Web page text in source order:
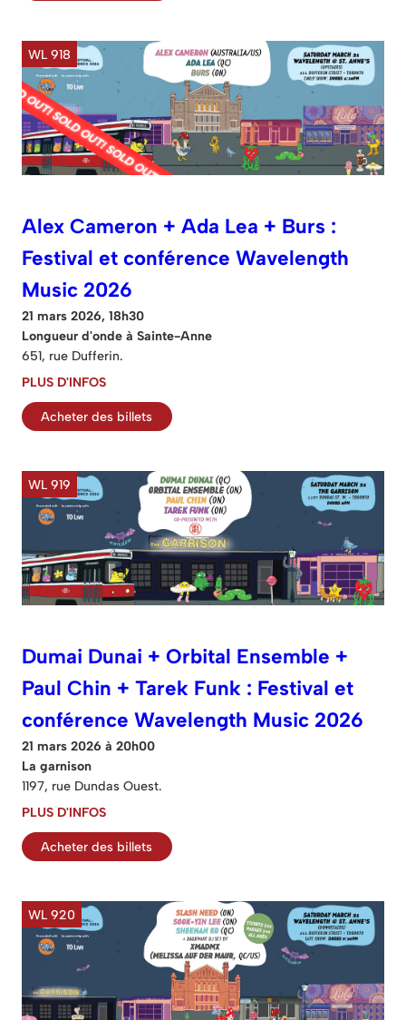
WL 918
Alex Cameron + Ada Lea + Burs :
Festival et conférence Wavelength
Music 2026
21 mars 2026, 18h30
Longueur d'onde à Sainte-Anne
651, rue Dufferin.
PLUS D'INFOS
Acheter des billets
WL 919
Dumai Dunai + Orbital Ensemble +
Paul Chin + Tarek Funk : Festival et
conférence Wavelength Music 2026
21 mars 2026 à 20h00
La garnison
1197, rue Dundas Ouest.
PLUS D'INFOS
Acheter des billets
WL 920